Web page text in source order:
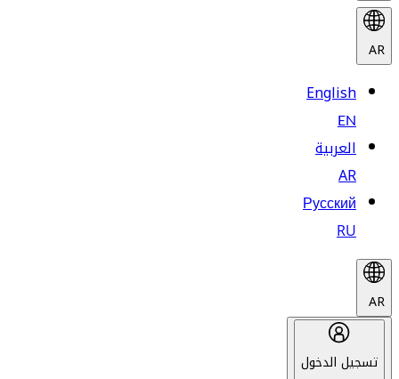
AR
English
EN
العربية
AR
Русский
RU
AR
تسجيل الدخول